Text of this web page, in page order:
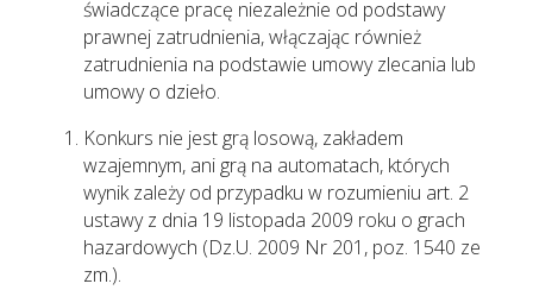
świadczące pracę niezależnie od podstawy
prawnej zatrudnienia, włączając również
zatrudnienia na podstawie umowy zlecania lub
umowy o dzieło.
Konkurs nie jest grą losową, zakładem
wzajemnym, ani grą na automatach, których
wynik zależy od przypadku w rozumieniu art. 2
ustawy z dnia 19 listopada 2009 roku o grach
hazardowych (Dz.U. 2009 Nr 201, poz. 1540 ze
zm.).